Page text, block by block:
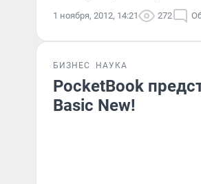
1 ноября, 2012, 14:21 272
БИЗНЕС НАУКА
PocketBook
Basic New!